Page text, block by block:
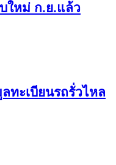
ใหม่ ก.ย.แล้ว
ทะเบียนรถรั่วไหล